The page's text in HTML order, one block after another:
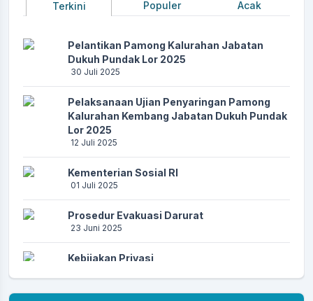
Terkini Populer Acak
Pelantikan Pamong Kalurahan Jabatan
Dukuh Pundak Lor 2025
30 Juli 2025
Pelaksanaan Ujian Penyaringan Pamong
Kalurahan Kembang Jabatan Dukuh Pundak
Lor 2025
12 Juli 2025
Kementerian Sosial RI
01 Juli 2025
Prosedur Evakuasi Darurat
23 Juni 2025
Kebijakan Privasi